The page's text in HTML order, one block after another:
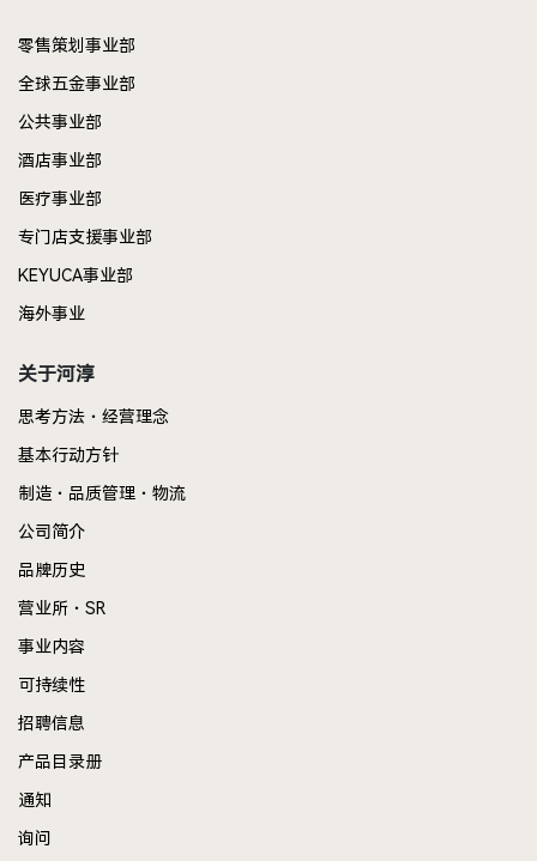
零售策划事业部
全球五金事业部
公共事业部
酒店事业部
医疗事业部
专门店支援事业部
KEYUCA事业部
海外事业
关于河淳
思考方法・经营理念
基本行动方针
制造・品质管理・物流
公司简介
品牌历史
营业所・SR
事业内容
可持续性
招聘信息
产品目录册
通知
询问